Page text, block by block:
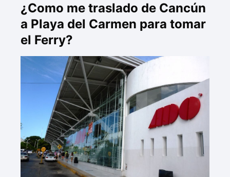
¿Como me traslado de Cancún
a Playa del Carmen para tomar
el Ferry?